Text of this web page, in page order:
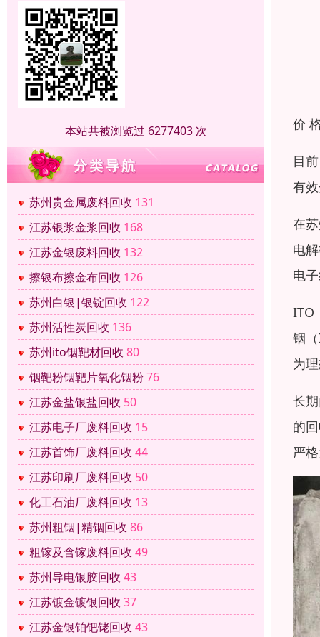
本站共被浏览过 6277403 次
苏州贵金属废料回收 131
江苏银浆金浆回收 168
江苏金银废料回收 132
擦银布擦金布回收 126
苏州白银|银锭回收 122
苏州活性炭回收 136
苏州ito铟靶材回收 80
铟靶粉铟靶片氧化铟粉76
江苏金盐银盐回收 50
江苏电子厂废料回收 15
江苏首饰厂废料回收 44
江苏印刷厂废料回收 50
化工石油厂废料回收 13
苏州粗铟|精铟回收 86
粗镓及含镓废料回收 49
苏州导电银胶回收 43
江苏镀金镀银回收 37
江苏金银铂钯铑回收 43
价
目
有
在
电
电
ITO
铟
为
长
的
严